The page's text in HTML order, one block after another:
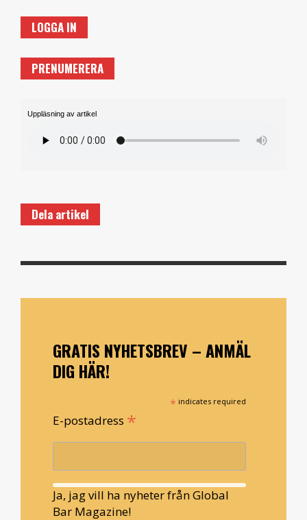
LOGGA IN
PRENUMERERA
Uppläsning av artikel
Dela artikel
GRATIS NYHETSBREV – ANMÄL
DIG HÄR!
* indicates required
E-postadress *
Ja, jag vill ha nyheter från Global
Bar Magazine!